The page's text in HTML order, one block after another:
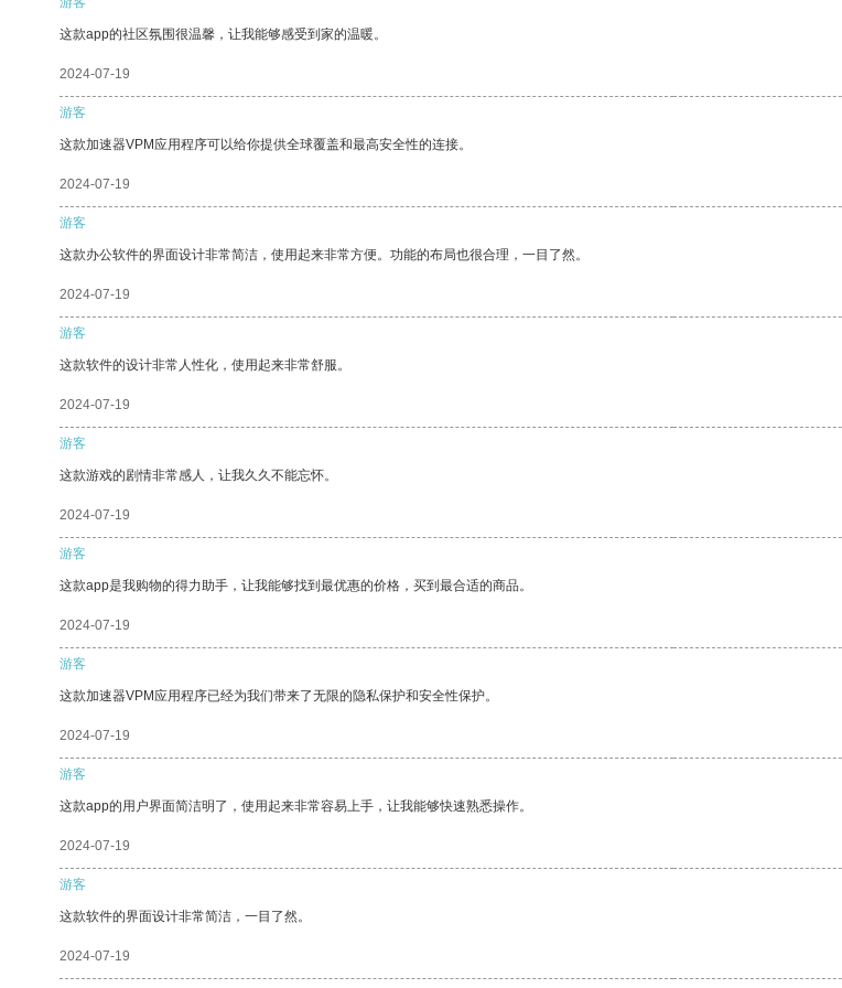
这款app的社区氛围很温馨，让我能够感受到家的温暖。
2024-07-19
游客
这款加速器VPM应用程序可以给你提供全球覆盖和最高安全性的连接。
2024-07-19
游客
这款办公软件的界面设计非常简洁，使用起来非常方便。功能的布局也很合理，一目了然。
2024-07-19
游客
这款软件的设计非常人性化，使用起来非常舒服。
2024-07-19
游客
这款游戏的剧情非常感人，让我久久不能忘怀。
2024-07-19
游客
这款app是我购物的得力助手，让我能够找到最优惠的价格，买到最合适的商品。
2024-07-19
游客
这款加速器VPM应用程序已经为我们带来了无限的隐私保护和安全性保护。
2024-07-19
游客
这款app的用户界面简洁明了，使用起来非常容易上手，让我能够快速熟悉操作。
2024-07-19
游客
这款软件的界面设计非常简洁，一目了然。
2024-07-19